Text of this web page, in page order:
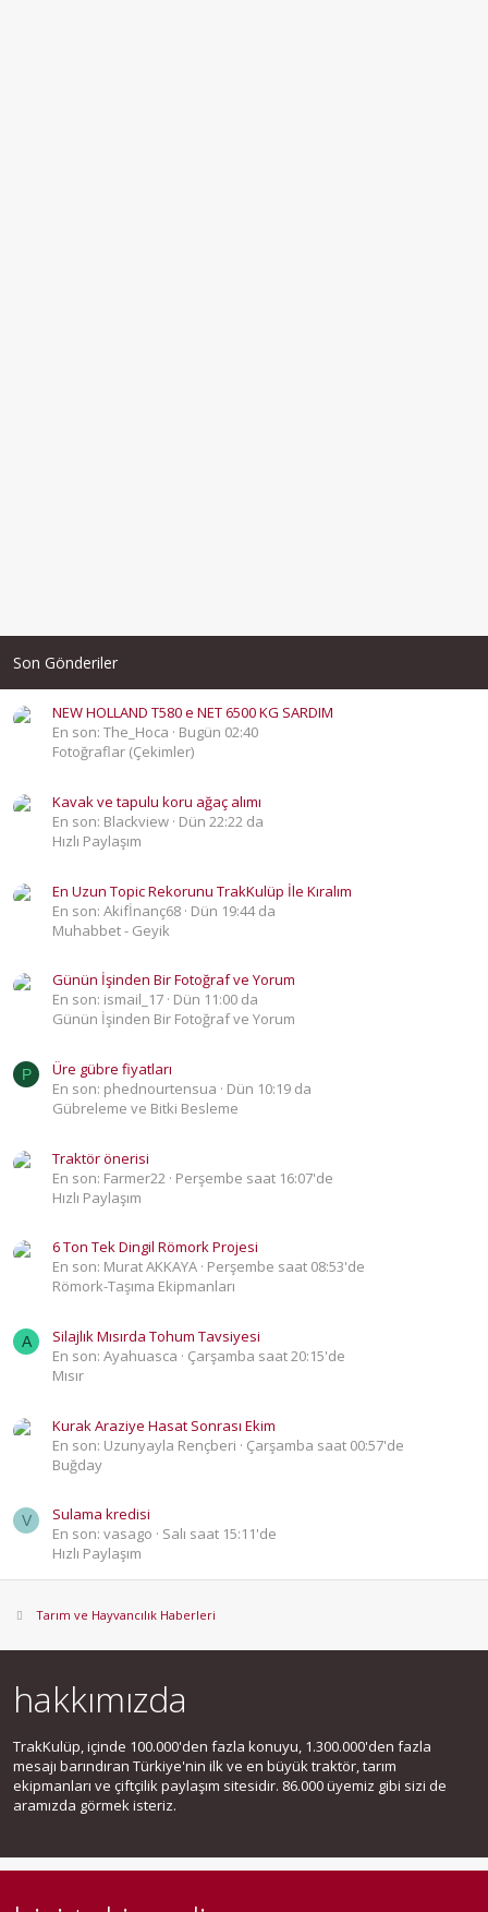
Son Gönderiler
NEW HOLLAND T580 e NET 6500 KG SARDIM
En son: The_Hoca
Bugün 02:40
Fotoğraflar (Çekimler)
Kavak ve tapulu koru ağaç alımı
En son: Blackview Dün 22:22 da
Hızlı Paylaşım
En Uzun Topic Rekorunu TrakKulüp İle Kıralım
En son: Akifİnanç68 Dün 19:44 da
Muhabbet - Geyik
Günün İşinden Bir Fotoğraf ve Yorum
En son: ismail_17 Dün 11:00 da
Günün İşinden Bir Fotoğraf ve Yorum
P
Üre gübre fiyatları
En son: phednourtensua
Dün 10:19 da
Gübreleme ve Bitki Besleme
Traktör önerisi
En son: Farmer22 Perşembe saat 16:07'de
Hızlı Paylaşım
6 Ton Tek Dingil Römork Projesi
En son: Murat AKKAYA Perşembe saat 08:53'de
Römork-Taşıma Ekipmanları
A
Silajlık Mısırda Tohum Tavsiyesi
En son: Ayahuasca
Çarşamba saat 20:15'de
Mısır
Kurak Araziye Hasat Sonrası Ekim
En son: Uzunyayla Rençberi
Çarşamba saat 00:57'de
Buğday
V
Sulama kredisi
En son: vasago
Salı saat 15:11'de
Hızlı Paylaşım
Tarım ve Hayvancılık Haberleri
hakkımızda
TrakKulüp, içinde 100.000'den fazla konuyu, 1.300.000'den fazla
mesajı barındıran Türkiye'nin ilk ve en büyük traktör, tarım
ekipmanları ve çiftçilik paylaşım sitesidir. 86.000 üyemiz gibi sizi de
aramızda görmek isteriz.